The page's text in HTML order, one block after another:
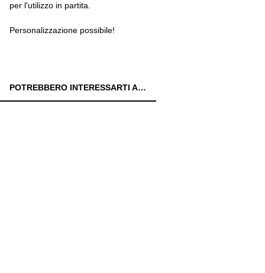
per l'utilizzo in partita.
Personalizzazione possibile!
POTREBBERO INTERESSARTI ANCHE: